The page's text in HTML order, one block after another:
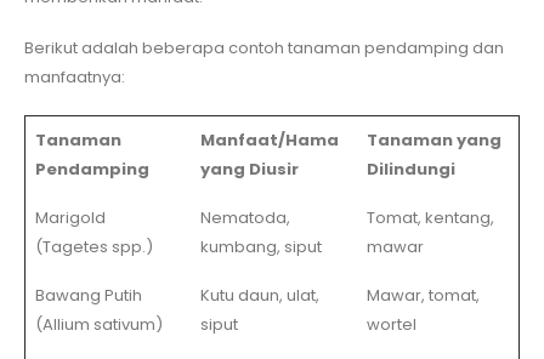
Berikut adalah beberapa contoh tanaman pendamping dan
manfaatnya:
Tanaman
Pendamping
Manfaat/Hama
yang Diusir
Tanaman yang
Dilindungi
Marigold
(Tagetes spp.)
Nematoda,
kumbang, siput
Tomat, kentang,
mawar
Bawang Putih
(Allium sativum)
Kutu daun, ulat,
siput
Mawar, tomat,
wortel